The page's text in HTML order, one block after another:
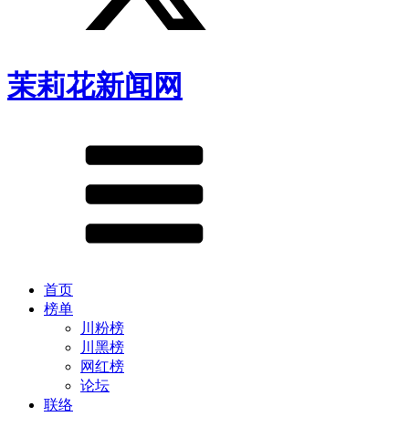
茉莉花新闻网
首页
榜单
川粉榜
川黑榜
网红榜
论坛
联络